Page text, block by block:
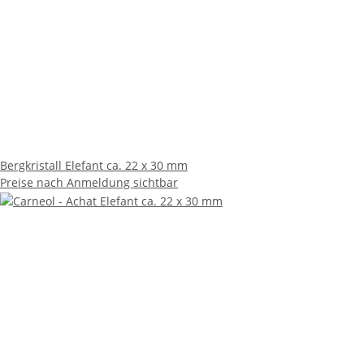
Bergkristall Elefant ca. 22 x 30 mm
Preise nach Anmeldung sichtbar